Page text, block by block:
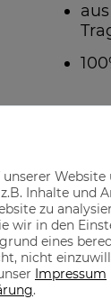
Inhalte und
zu
wir in den
eines
nicht
Impressum
.